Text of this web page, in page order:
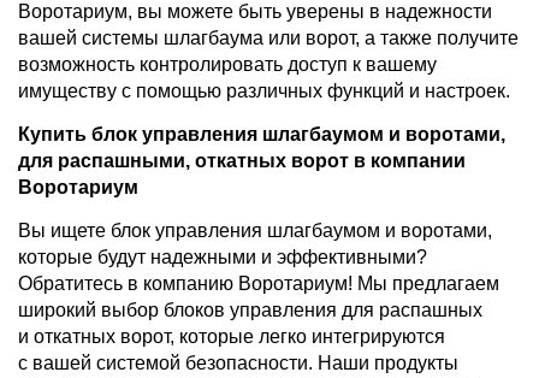
Воротариум, вы можете быть уверены в надежности
вашей системы шлагбаума или ворот, а также получите
возможность контролировать доступ к вашему
имуществу с помощью различных функций и настроек.
Купить блок управления шлагбаумом и воротами,
для распашными, откатных ворот в компании
Воротариум
Вы ищете блок управления шлагбаумом и воротами,
которые будут надежными и эффективными?
Обратитесь в компанию Воротариум! Мы предлагаем
широкий выбор блоков управления для распашных
и откатных ворот, которые легко интегрируются
с вашей системой безопасности. Наши продукты